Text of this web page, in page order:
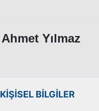
Ahmet Yılmaz
KİŞİSEL BİLGİLER